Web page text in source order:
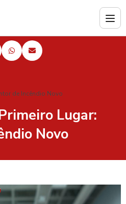
de Incêndio Novo
Lugar:
Novo